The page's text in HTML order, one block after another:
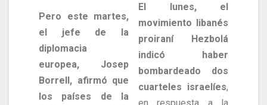
Pero este martes,
el jefe de la
diplomacia
europea, Josep
Borrell, afirmó que
los países de la
El lunes, el
movimiento libanés
proiraní Hezbolá
indicó haber
bombardeado dos
cuarteles israelíes,